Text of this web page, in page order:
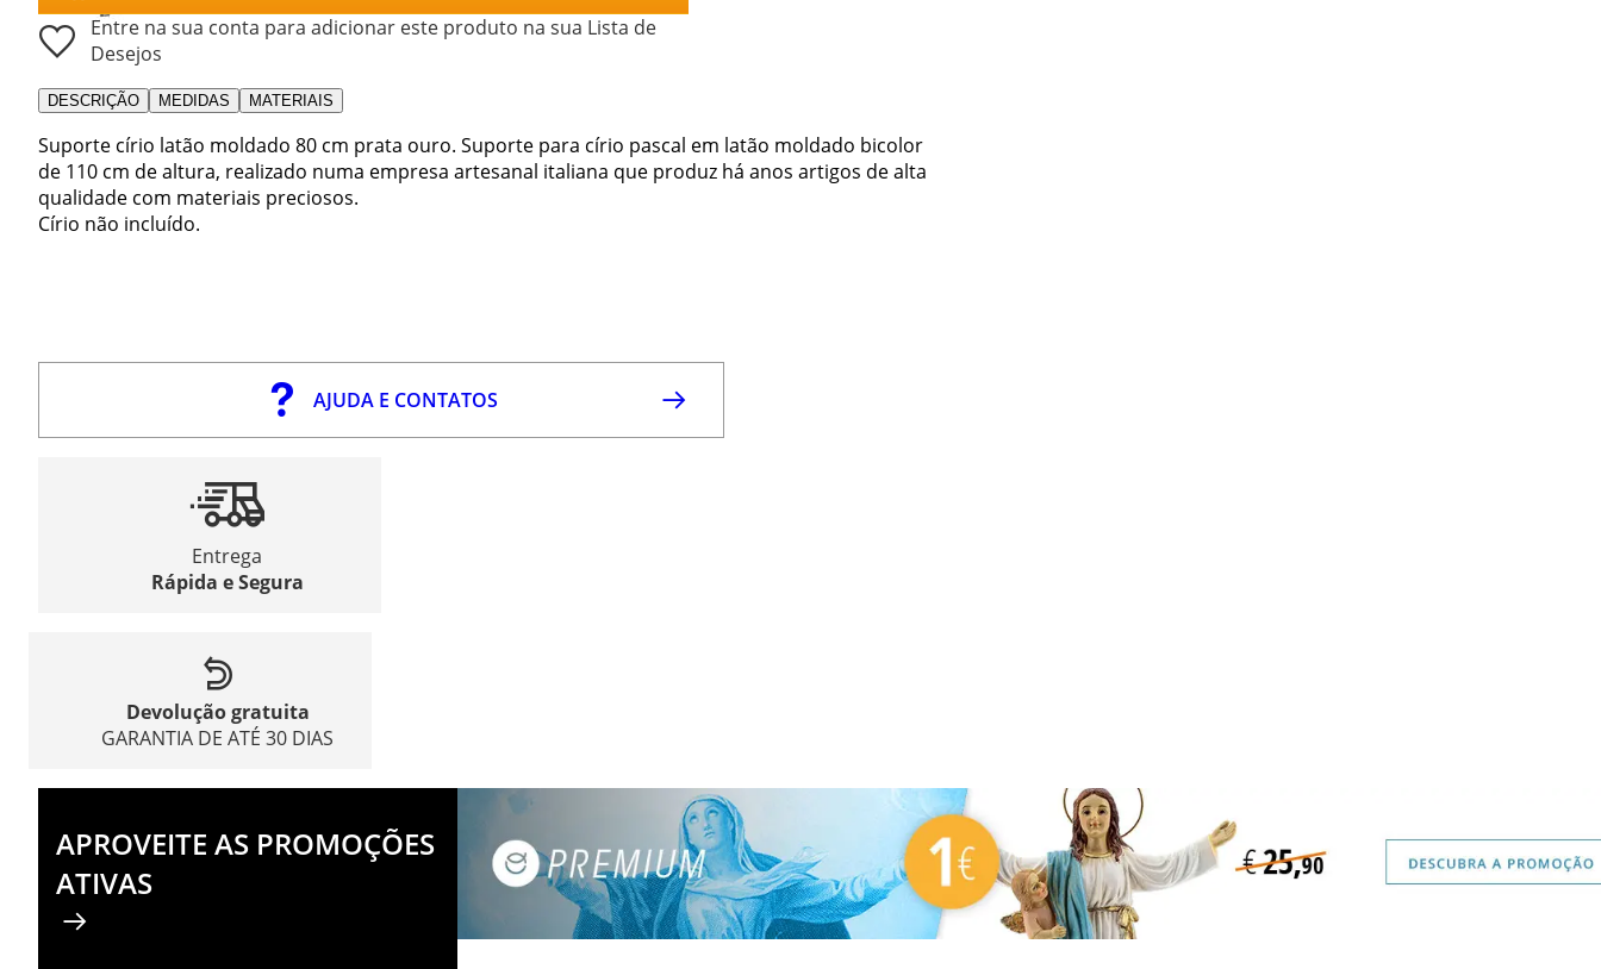
Entre na sua conta para adicionar este produto na sua Lista de
Desejos
DESCRIÇÃO MEDIDAS MATERIAIS
Suporte círio latão moldado 80 cm prata ouro. Suporte para círio pascal em latão moldado bicolor
de 110 cm de altura, realizado numa empresa artesanal italiana que produz há anos artigos de alta
qualidade com materiais preciosos.
Círio não incluído.
AJUDA E CONTATOS
Entrega
Rápida e Segura
Devolução gratuita
GARANTIA DE ATÉ 30 DIAS
APROVEITE AS PROMOÇÕES
ATIVAS